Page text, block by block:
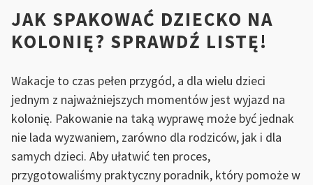
JAK SPAKOWAĆ DZIECKO NA
KOLONIĘ? SPRAWDŹ LISTĘ!
Wakacje to czas pełen przygód, a dla wielu dzieci
jednym z najważniejszych momentów jest wyjazd na
kolonię. Pakowanie na taką wyprawę może być jednak
nie lada wyzwaniem, zarówno dla rodziców, jak i dla
samych dzieci. Aby ułatwić ten proces,
przygotowaliśmy praktyczny poradnik, który pomoże w